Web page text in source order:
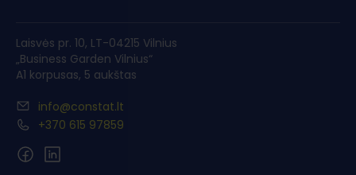
Laisvės pr. 10, LT-04215 Vilnius
„Business Garden Vilnius“
A1 korpusas, 5 aukštas
info@constat.lt
+370 615 97859